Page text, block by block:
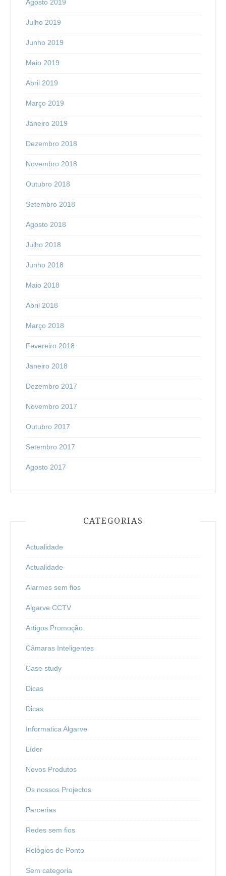
Agosto 2019
Julho 2019
Junho 2019
Maio 2019
Abril 2019
Março 2019
Janeiro 2019
Dezembro 2018
Novembro 2018
Outubro 2018
Setembro 2018
Agosto 2018
Julho 2018
Junho 2018
Maio 2018
Abril 2018
Março 2018
Fevereiro 2018
Janeiro 2018
Dezembro 2017
Novembro 2017
Outubro 2017
Setembro 2017
Agosto 2017
CATEGORIAS
Actualidade
Actualidade
Alarmes sem fios
Algarve CCTV
Artigos Promoção
Câmaras Inteligentes
Case study
Dicas
Dicas
Informatica Algarve
Líder
Novos Produtos
Os nossos Projectos
Parcerias
Redes sem fios
Relógios de Ponto
Sem categoria